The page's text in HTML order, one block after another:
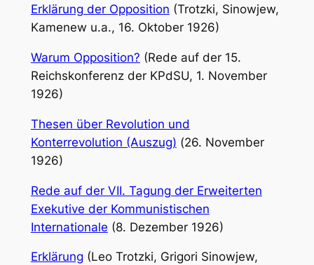
Erklärung der Opposition (Trotzki, Sinowjew,
Kamenew u.a., 16. Oktober 1926)
Warum Opposition? (Rede auf der 15.
Reichskonferenz der KPdSU, 1. November
1926)
Thesen über Revolution und
Konterrevolution (Auszug) (26. November
1926)
Rede auf der VII. Tagung der Erweiterten
Exekutive der Kommunistischen
Internationale (8. Dezember 1926)
Erklärung (Leo Trotzki, Grigori Sinowjew,